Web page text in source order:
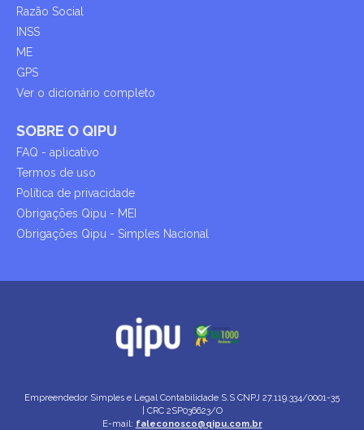
Razão Social
INSS
ME
GPS
Ver o dicionário completo
SOBRE O QIPU
FAQ - aplicativo
Termos de uso
Política de privacidade
Obrigações Qipu - MEI
Obrigações Qipu - Simples Nacional
Empreendedor Simples e Legal Contabilidade S.S CNPJ 27.119.334/0001-35
| CRC 2SP036623/O
E-mail: faleconosco@qipu.com.br